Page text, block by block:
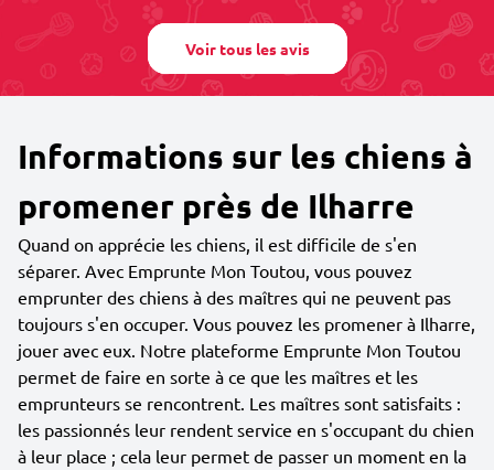
Voir tous les avis
Informations sur les chiens à
promener près de Ilharre
Quand on apprécie les chiens, il est difficile de s'en
séparer. Avec Emprunte Mon Toutou, vous pouvez
emprunter des chiens à des maîtres qui ne peuvent pas
toujours s'en occuper. Vous pouvez les promener à Ilharre,
jouer avec eux. Notre plateforme Emprunte Mon Toutou
permet de faire en sorte à ce que les maîtres et les
emprunteurs se rencontrent. Les maîtres sont satisfaits :
les passionnés leur rendent service en s'occupant du chien
à leur place ; cela leur permet de passer un moment en la